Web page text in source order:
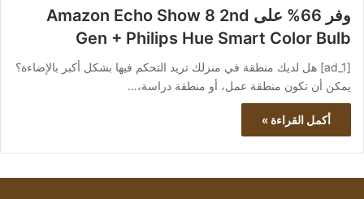
وفر 66% على Amazon Echo Show 8 2nd
Gen + Philips Hue Smart Color Bulb
[ad_1] هل لديك منطقة في منزلك تريد التحكم فيها بشكل أكبر بالإضاءة؟
يمكن أن تكون منطقة عمل، أو منطقة دراسة،…
أكمل القراءة »